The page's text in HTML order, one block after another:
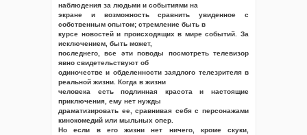
наблюдения за людьми и событиями на
экране и возможность сравнить увиденное с
собственным опытом; стремление быть в
курсе новостей и происходящих в мире событий. За
исключением, быть может,
последнего, все эти поводы посмотреть телевизор
явно свидетельствуют об
одиночестве и обделенности заядлого телезрителя в
реальной жизни. Когда в жизни
человека есть подлинная красота и настоящие
приключения, ему нет нужды
драматизировать ее, сравнивая себя с персонажами
кинокомедий или мыльных опер.
Но если в его жизни нет ничего, кроме скуки,